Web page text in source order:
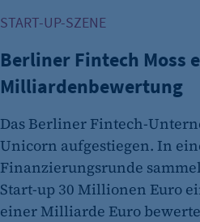
START-UP-SZENE
Berliner Fintech Moss
Milliardenbewertung
Das Berliner Fintech-
Unicorn aufgestiegen. In
Finanzierungsrunde
Start-up 30 Millionen Euro
einer Milliarde Euro